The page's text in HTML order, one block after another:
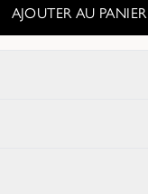
AJOUTER AU PANIER